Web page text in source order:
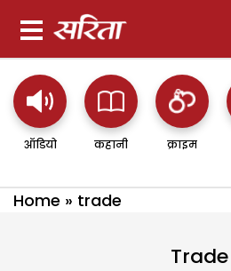
ऑडियो कहानी क्राइम
Home » trade
Trade